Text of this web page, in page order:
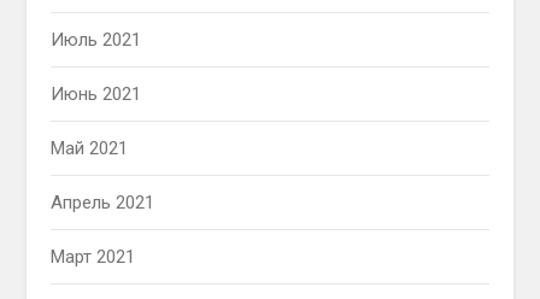
Июль 2021
Июнь 2021
Май 2021
Апрель 2021
Март 2021